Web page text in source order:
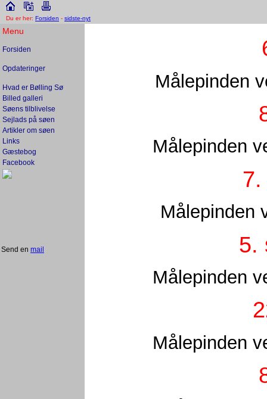
Målepinden
Målepinden
Målepinden
5.
Målepinden
Målepinden
Du er her: Forsiden - sidste-nyt
Menu
Forsiden
Opdateringer
Hvad er Bølling Sø
Billed galleri
Søens tilblivelse
Sejlads på søen
Artikler om søen
Links
Gæstebog
Facebook
Send en mail